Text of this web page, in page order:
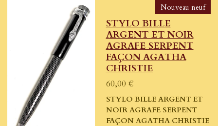
Nouveau neuf
STYLO BILLE
ARGENT ET NOIR
AGRAFE SERPENT
FAÇON AGATHA
CHRISTIE
60,00 €
STYLO BILLE ARGENT ET
NOIR AGRAFE SERPENT
FAÇON AGATHA CHRISTIE